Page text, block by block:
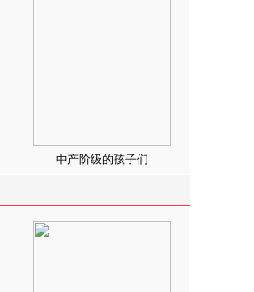
中产阶级的孩子们